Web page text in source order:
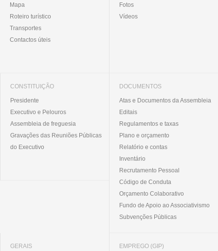
Mapa
Roteiro turístico
Transportes
Contactos úteis
Fotos
Vídeos
CONSTITUIÇÃO
Presidente
Executivo e Pelouros
Assembleia de freguesia
Gravações das Reuniões Públicas
do Executivo
DOCUMENTOS
Atas e Documentos da Assembleia
Editais
Regulamentos e taxas
Plano e orçamento
Relatório e contas
Inventário
Recrutamento Pessoal
Código de Conduta
Orçamento Colaborativo
Fundo de Apoio ao Associativismo
Subvenções Públicas
GERAIS EMPREGO (GIP)